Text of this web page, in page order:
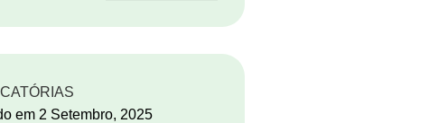
em 2 Setembro, 2025